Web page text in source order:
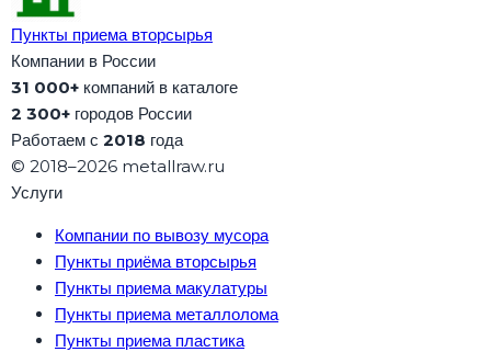
Пункты приема вторсырья
Компании в России
31 000+ компаний в каталоге
2 300+ городов России
Работаем с 2018 года
© 2018–2026 metallraw.ru
Услуги
Компании по вывозу мусора
Пункты приёма вторсырья
Пункты приема макулатуры
Пункты приема металлолома
Пункты приема пластика